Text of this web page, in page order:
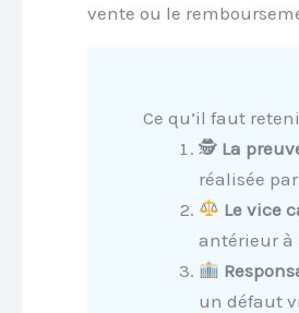
vente ou le
Ce qu’il faut
🕵️ La
réalisée
Le vice
antérieur à
un défaut